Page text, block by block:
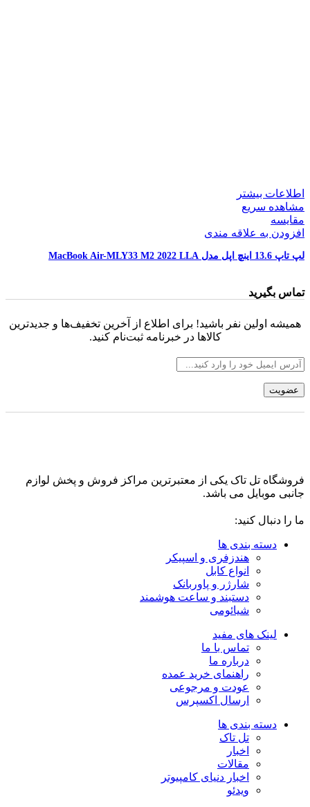
اطلاعات بیشتر
مشاهده سریع
مقایسه
افزودن به علاقه مندی
لپ تاپ 13.6 اینچ اپل مدل MacBook Air-MLY33 M2 2022 LLA
تماس بگیرید
همیشه اولین نفر باشید! برای اطلاع از آخرین تخفیف‌ها و جدیدترین
کالاها در خبرنامه ثبت‌نام کنید.
فروشگاه تل تاک یکی از معتبرترین مراکز فروش و پخش لوازم
جانبی موبایل می باشد.
ما را دنبال کنید:
دسته بندی ها
هندزفری و اسپیکر
انواع کابل
شارژر و پاوربانک
دستبند و ساعت هوشمند
شیائومی
لینک های مفید
تماس با ما
درباره ما
راهنمای خرید عمده
عودت و مرجوعی
ارسال اکسپرس
دسته بندی ها
تل تاک
اخبار
مقالات
اخبار دنیای کامپیوتر
ویدئو